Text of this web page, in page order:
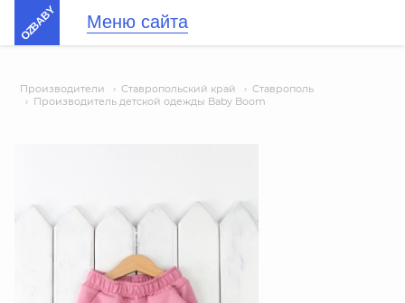
OZBABY Меню сайта
Производители › Ставропольский край › Ставрополь
› Производитель детской одежды Baby Boom